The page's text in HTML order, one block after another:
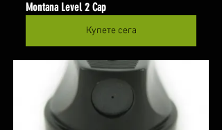
Montana Level 2 Cap
Купете сега